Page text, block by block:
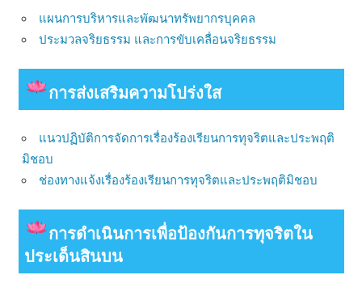
แผนการบริหารและพัฒนาทรัพยากรบุคคล
ประมวลจริยธรรม และการขับเคลื่อนจริยธรรม
การส่งเสริมความโปร่งใส
แนวปฏิบัติการจัดการเรื่องร้องเรียนการทุจริตและประพฤติ
มิชอบ
ช่องทางแจ้งเรื่องร้องเรียนการทุจริตและประพฤติมิชอบ
การดําเนินการเพื่อป้องกันการทุจริตใน
ประเด็นสินบน